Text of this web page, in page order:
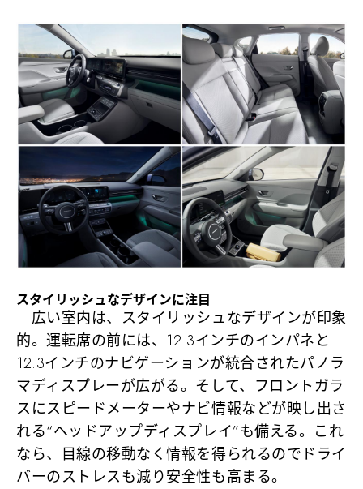
スタイリッシュなデザインに注目
広い室内は、スタイリッシュなデザインが印象
的。運転席の前には、12.3インチのインパネと
12.3インチのナビゲーションが統合されたパノラ
マディスプレーが広がる。そして、フロントガラ
スにスピードメーターやナビ情報などが映し出さ
れる“ヘッドアップディスプレイ”も備える。これ
なら、目線の移動なく情報を得られるのでドライ
バーのストレスも減り安全性も高まる。